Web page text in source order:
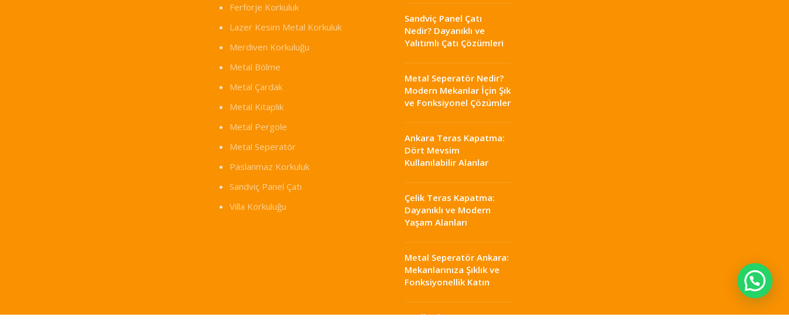
Ferforje Korkuluk
Lazer Kesim Metal Korkuluk
Merdiven Korkuluğu
Metal Bölme
Metal Çardak
Metal Kitaplık
Metal Pergole
Metal Seperatör
Paslanmaz Korkuluk
Sandviç Panel Çatı
Villa Korkuluğu
Sandviç Panel Çatı
Nedir? Dayanıklı ve
Yalıtımlı Çatı Çözümleri
Metal Seperatör Nedir?
Modern Mekanlar İçin Şık
ve Fonksiyonel Çözümler
Ankara Teras Kapatma:
Dört Mevsim
Kullanılabilir Alanlar
Çelik Teras Kapatma:
Dayanıklı ve Modern
Yaşam Alanları
Metal Seperatör Ankara:
Mekanlarınıza Şıklık ve
Fonksiyonellik Katın
Otellerde Yangın